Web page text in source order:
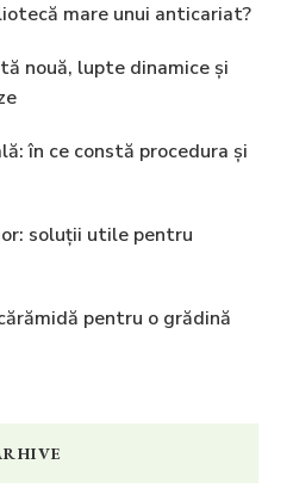
mare unui anticariat?
nouă, lupte dinamice și
în ce constă procedura și
soluții utile pentru
pentru o grădină